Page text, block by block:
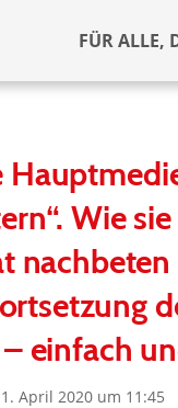
FÜR ALLE,
Wie
einfach
April 2020 um 11:45